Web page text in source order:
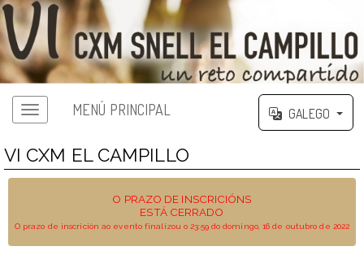
MENÚ PRINCIPAL GALEGO
VI CXM EL CAMPILLO
O PRAZO DE INSCRICIÓNS
ESTÁ CERRADO
O prazo de inscrición ao evento finalizou o 23:59 do domingo, 16 de outubro de 2022